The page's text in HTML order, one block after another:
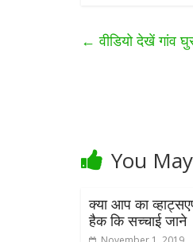
← वीडियो देखें गांव
You
क्या आप का
हैक कि सच्चाई जाने